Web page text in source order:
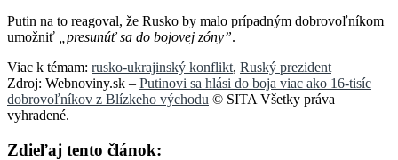
Putin na to reagoval, že Rusko by malo prípadným dobrovoľníkom
umožniť
„presunúť sa do bojovej zóny”.
Viac k témam: rusko-ukrajinský konflikt, Ruský prezident
Zdroj: Webnoviny.sk – Putinovi sa hlási do boja viac ako 16-tisíc
dobrovoľníkov z Blízkeho východu © SITA Všetky práva
vyhradené.
Zdieľaj tento článok: